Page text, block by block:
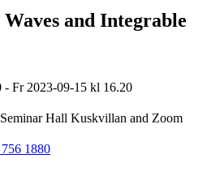
and Integrable
- Fr 2023-09-15 kl 16.20
Hall Kuskvillan and Zoom
1880